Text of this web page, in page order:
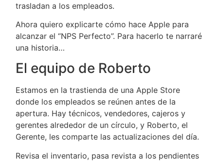
trasladan a los empleados.
Ahora quiero explicarte cómo hace Apple para
alcanzar el “NPS Perfecto”. Para hacerlo te narraré
una historia…
El equipo de Roberto
Estamos en la trastienda de una Apple Store
donde los empleados se reúnen antes de la
apertura. Hay técnicos, vendedores, cajeros y
gerentes alrededor de un círculo, y Roberto, el
Gerente, les comparte las actualizaciones del día.
Revisa el inventario, pasa revista a los pendientes